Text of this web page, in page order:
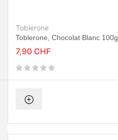
Toblerone
Toblerone, Chocolat Blanc 100g
7,90 CHF